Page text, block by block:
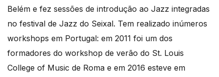
Belém e fez sessões de introdução ao Jazz integradas
no festival de Jazz do Seixal. Tem realizado inúmeros
workshops em Portugal: em 2011 foi um dos
formadores do workshop de verão do St. Louis
College of Music de Roma e em 2016 esteve em